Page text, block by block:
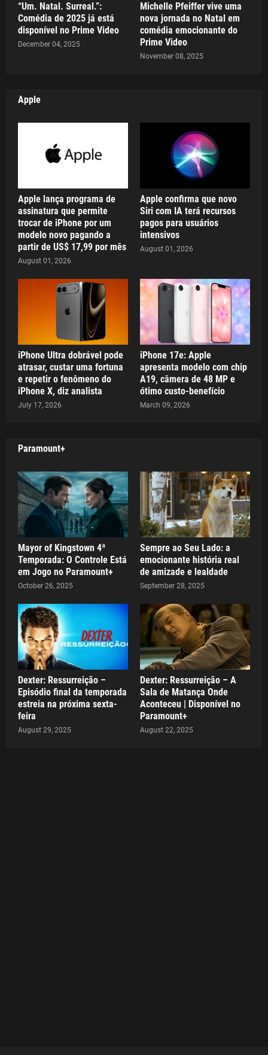
“Um. Natal. Surreal.”:
Comédia de 2025 já está
disponível no Prime Video
December 04, 2025
Michelle Pfeiffer vive uma
nova jornada no Natal em
comédia emocionante do
Prime Video
November 08, 2025
Apple
Apple lança programa de
assinatura que permite
trocar de iPhone por um
modelo novo pagando a
partir de US$ 17,99 por mês
August 01, 2026
Apple confirma que novo
Siri com IA terá recursos
pagos para usuários
intensivos
August 01, 2026
iPhone Ultra dobrável pode
atrasar, custar uma fortuna
e repetir o fenômeno do
iPhone X, diz analista
July 17, 2026
iPhone 17e: Apple
apresenta modelo com chip
A19, câmera de 48 MP e
ótimo custo-benefício
March 09, 2026
Paramount+
Mayor of Kingstown 4ª
Temporada: O Controle Está
em Jogo no Paramount+
October 26, 2025
Sempre ao Seu Lado: a
emocionante história real
de amizade e lealdade
September 28, 2025
Dexter: Ressurreição –
Episódio final da temporada
estreia na próxima sexta-
feira
August 29, 2025
Dexter: Ressurreição – A
Sala de Matança Onde
Aconteceu | Disponível no
Paramount+
August 22, 2025